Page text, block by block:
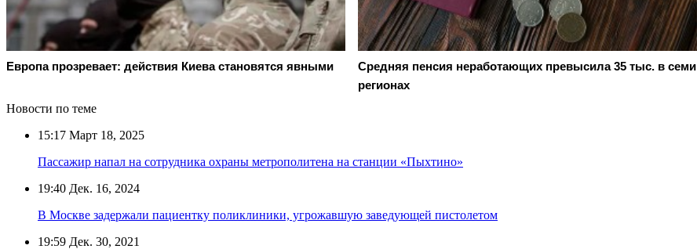
Европа прозревает: действия Киева становятся явными
Средняя пенсия неработающих превысила 35 тыс. в семи
регионах
Новости по теме
15:17 Март 18, 2025
Пассажир напал на сотрудника охраны метрополитена на станции «Пыхтино»
19:40 Дек. 16, 2024
В Москве задержали пациентку поликлиники, угрожавшую заведующей пистолетом
19:59 Дек. 30, 2021